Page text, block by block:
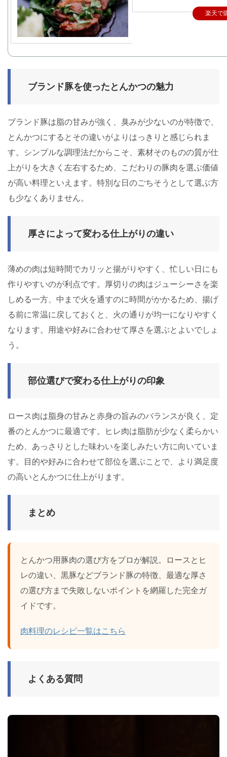
楽天で
ブランド豚を使ったとんかつの魅力
ブランド豚は脂の甘みが強く、臭みが少ないのが特徴で、
とんかつにするとその違いがよりはっきりと感じられま
す。シンプルな調理法だからこそ、素材そのものの質が仕
上がりを大きく左右するため、こだわりの豚肉を選ぶ価値
が高い料理といえます。特別な日のごちそうとして選ぶ方
も少なくありません。
厚さによって変わる仕上がりの違い
薄めの肉は短時間でカリッと揚がりやすく、忙しい日にも
作りやすいのが利点です。厚切りの肉はジューシーさを楽
しめる一方、中まで火を通すのに時間がかかるため、揚げ
る前に常温に戻しておくと、火の通りが均一になりやすく
なります。用途や好みに合わせて厚さを選ぶとよいでしょ
う。
部位選びで変わる仕上がりの印象
ロース肉は脂身の甘みと赤身の旨みのバランスが良く、定
番のとんかつに最適です。ヒレ肉は脂肪が少なく柔らかい
ため、あっさりとした味わいを楽しみたい方に向いていま
す。目的や好みに合わせて部位を選ぶことで、より満足度
の高いとんかつに仕上がります。
まとめ
とんかつ用豚肉の選び方をプロが解説。ロースとヒ
レの違い、黒豚などブランド豚の特徴、最適な厚さ
の選び方まで失敗しないポイントを網羅した完全ガ
イドです。
肉料理のレシピ一覧はこちら
よくある質問